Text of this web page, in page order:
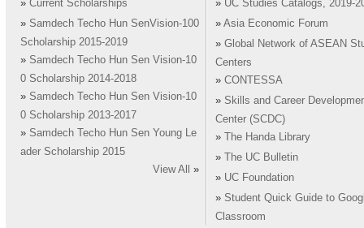
» Current Scholarships
» Samdech Techo Hun SenVision-100
Scholarship 2015-2019
» Samdech Techo Hun Sen Vision-10
0 Scholarship 2014-2018
» Samdech Techo Hun Sen Vision-10
0 Scholarship 2013-2017
» Samdech Techo Hun Sen Young Le
ader Scholarship 2015
View All
»
» UC Studies Catalogs, 2019-
» Asia Economic Forum
» Global Network of ASEAN
Centers
» CONTESSA
» Skills and Career
Center (SCDC)
»
The Handa Library
»
The UC Bulletin
» UC Foundation
» Student Quick Guide to
Classroom